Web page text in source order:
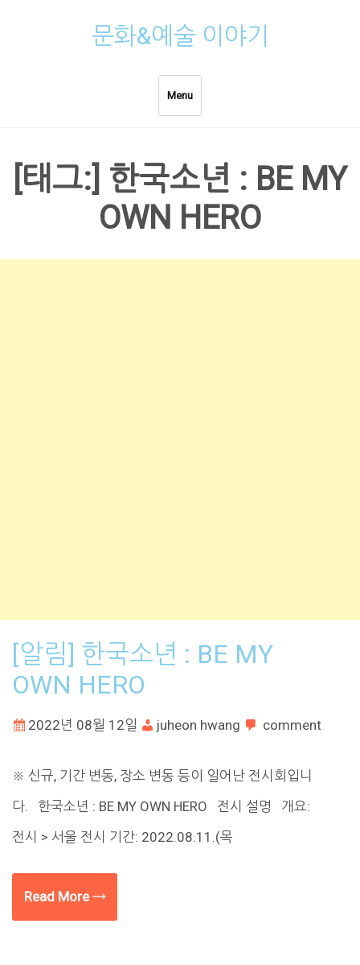
문화&예술 이야기
Menu
[태그:] 한국소년 : BE MY
OWN HERO
[알림] 한국소년 : BE MY
OWN HERO
2022년 08월 12일 juheon hwang comment
※ 신규, 기간 변동, 장소 변동 등이 일어난 전시회입니
다. 한국소년 : BE MY OWN HERO 전시 설명 개요:
전시 > 서울 전시 기간: 2022.08.11.(목
Read More →